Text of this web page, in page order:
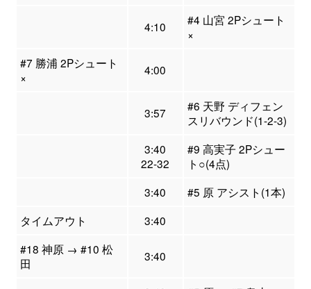
4:10
#4 山宮 2Pシュート
×
#7 勝浦 2Pシュート
×
4:00
3:57
#6 天野 ディフェン
スリバウンド(1-2-3)
3:40
22-32
#9 高実子 2Pシュー
ト○(4点)
3:40
#5 原 アシスト(1本)
タイムアウト
3:40
#18 神原 → #10 松
田
3:40